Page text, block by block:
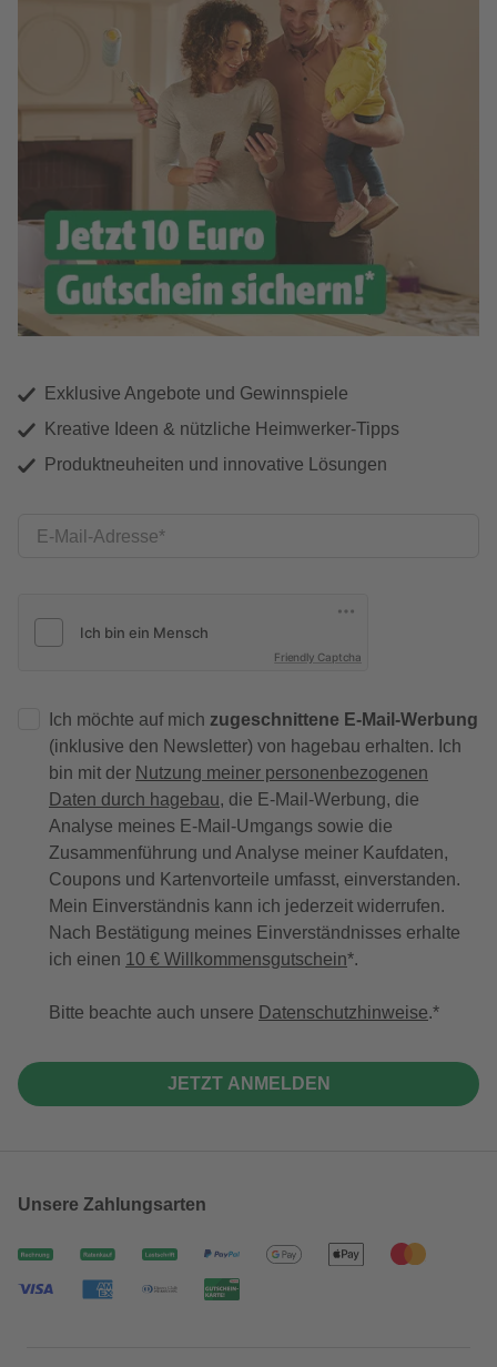
Exklusive Angebote und Gewinnspiele
Kreative Ideen & nützliche Heimwerker-Tipps
Produktneuheiten und innovative Lösungen
E-Mail-Adresse
Friendly Captcha
Ich möchte auf mich zugeschnittene E-Mail-Werbung
(inklusive den Newsletter) von hagebau erhalten. Ich
bin mit der Nutzung meiner personenbezogenen
Daten durch hagebau, die E-Mail-Werbung, die
Analyse meines E-Mail-Umgangs sowie die
Zusammenführung und Analyse meiner Kaufdaten,
Coupons und Kartenvorteile umfasst, einverstanden.
Mein Einverständnis kann ich jederzeit widerrufen.
Nach Bestätigung meines Einverständnisses erhalte
ich einen 10 € Willkommensgutschein*.
Bitte beachte auch unsere Datenschutzhinweise.
JETZT ANMELDEN
Unsere Zahlungsarten